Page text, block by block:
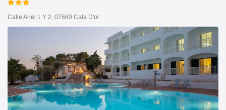
Calle Ariel 1 Y 2, 07660 Cala D'or